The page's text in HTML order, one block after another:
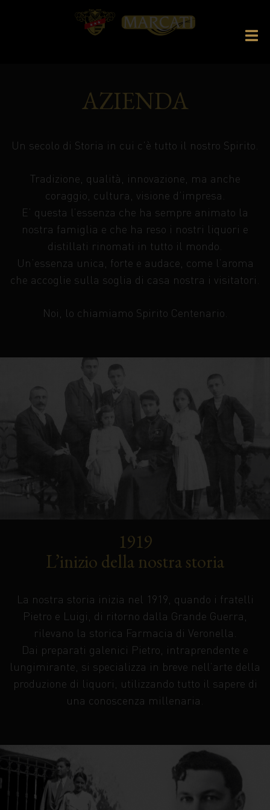
AZIENDA
Un secolo di Storia in cui c’è tutto il nostro Spirito.
Tradizione, qualità, innovazione, ma anche
coraggio, cultura, visione d’impresa.
E’ questa l’essenza che ha sempre animato la
nostra famiglia e che ha reso i nostri liquori e
distillati rinomati in tutto il mondo.
Un’essenza unica, forte e audace, come l’aroma
che accoglie sulla soglia di casa nostra i visitatori.
Noi, lo chiamiamo Spirito Centenario.
1919
L’inizio della nostra storia
La nostra storia inizia nel 1919, quando i fratelli
Pietro e Luigi, di ritorno dalla Grande Guerra,
rilevano la storica Farmacia di Veronella.
Dai preparati galenici Pietro, intraprendente e
lungimirante, si specializza in breve nell’arte della
produzione di liquori, utilizzando tutto il sapere di
una conoscenza millenaria.